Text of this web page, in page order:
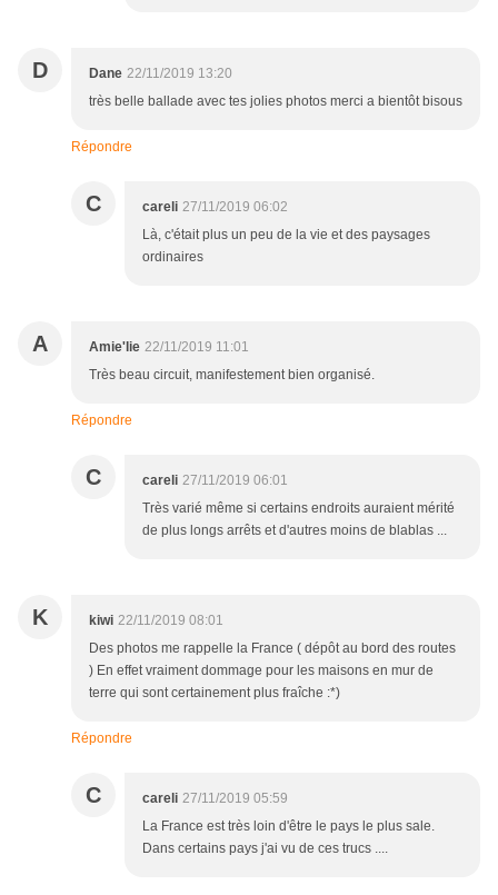
D Dane 22/11/2019 13:20
très belle ballade avec tes jolies photos merci a bientôt bisous
Répondre
C careli 27/11/2019 06:02
Là, c'était plus un peu de la vie et des paysages
ordinaires
A Amie'lie 22/11/2019 11:01
Très beau circuit, manifestement bien organisé.
Répondre
C careli 27/11/2019 06:01
Très varié même si certains endroits auraient mérité
de plus longs arrêts et d'autres moins de blablas ...
K kiwi 22/11/2019 08:01
Des photos me rappelle la France ( dépôt au bord des routes
) En effet vraiment dommage pour les maisons en mur de
terre qui sont certainement plus fraîche :*)
Répondre
C careli 27/11/2019 05:59
La France est très loin d'être le pays le plus sale.
Dans certains pays j'ai vu de ces trucs ....